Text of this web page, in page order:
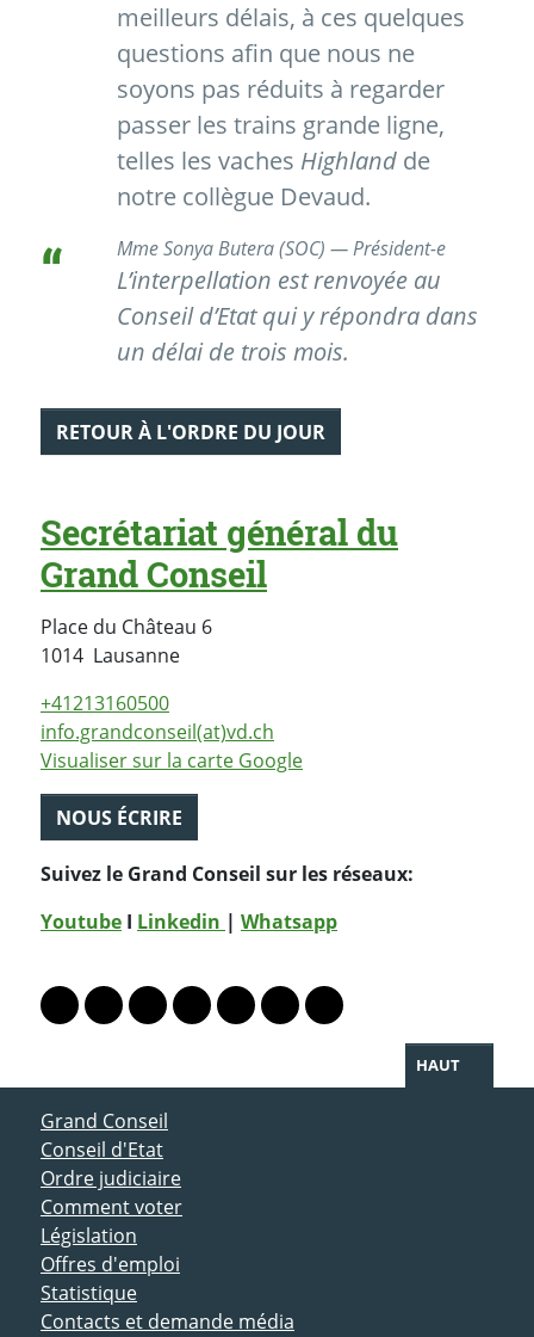
meilleurs délais, à ces quelques
questions afin que nous ne
soyons pas réduits à regarder
passer les trains grande ligne,
telles les vaches Highland de
notre collègue Devaud.
Mme Sonya Butera (SOC) — Président-e
L’interpellation est renvoyée au
Conseil d’Etat qui y répondra dans
un délai de trois mois.
RETOUR À L'ORDRE DU JOUR
Secrétariat général du
Grand Conseil
Place du Château 6
1014 LausanneSuisse
+41213160500
info.grandconseil(at)vd.ch
Visualiser sur la carte Google
NOUS ÉCRIRE
Suivez le Grand Conseil sur les réseaux:
Youtube I Linkedin | Whatsapp
Lien vers le profil Mastodon
Lien vers le profil Bluesky
Lien vers le profil Instagram
Lien vers le profil Linkedin
Lien vers le profil Facebook
Lien vers le profil Twitter
Partager par WhatsApp
HAUT
ACCÈS DIRECT
Grand Conseil
Conseil d'Etat
Ordre judiciaire
Comment voter
Législation
Offres d'emploi
Statistique
Contacts et demande média